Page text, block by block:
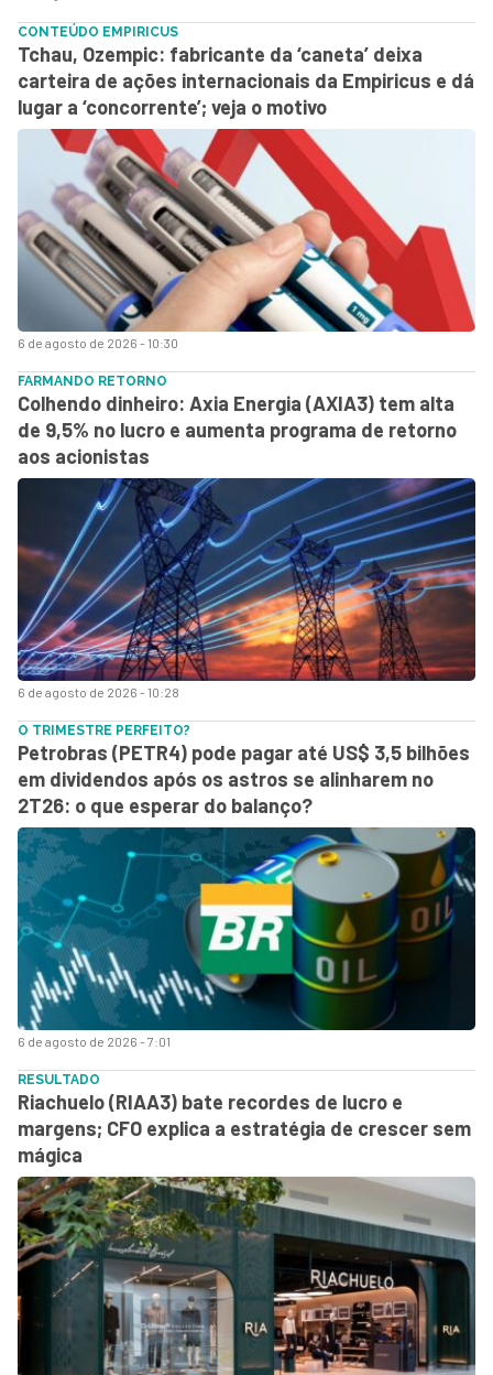
6 de agosto de 2026 - 10:30
CONTEÚDO EMPIRICUS
Tchau, Ozempic: fabricante da ‘caneta’ deixa
carteira de ações internacionais da Empiricus e dá
lugar a ‘concorrente’; veja o motivo
6 de agosto de 2026 - 10:28
FARMANDO RETORNO
Colhendo dinheiro: Axia Energia (AXIA3) tem alta
de 9,5% no lucro e aumenta programa de retorno
aos acionistas
6 de agosto de 2026 - 7:01
O TRIMESTRE PERFEITO?
Petrobras (PETR4) pode pagar até US$ 3,5 bilhões
em dividendos após os astros se alinharem no
2T26: o que esperar do balanço?
RESULTADO
Riachuelo (RIAA3) bate recordes de lucro e
margens; CFO explica a estratégia de crescer sem
mágica